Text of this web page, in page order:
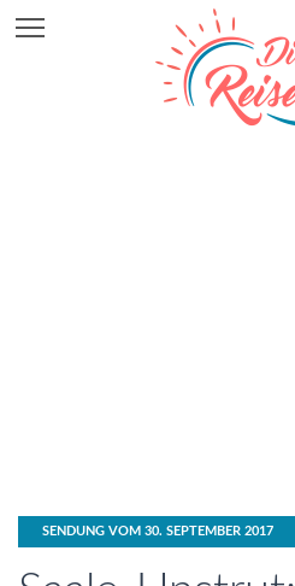
SENDUNG VOM 30. SEPTEMBER 2017